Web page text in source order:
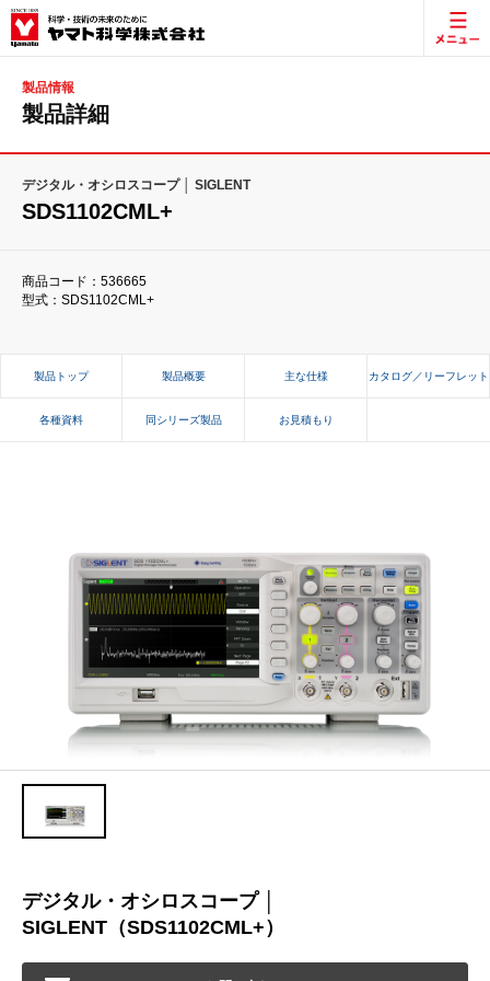
製品情報
製品詳細
デジタル・オシロスコープ │ SIGLENT
SDS1102CML+
商品コード：536665
型式：SDS1102CML+
製品トップ 製品概要 主な仕様 カタログ／リーフレット
各種資料 同シリーズ製品 お見積もり
デジタル・オシロスコープ │
SIGLENT（SDS1102CML+）